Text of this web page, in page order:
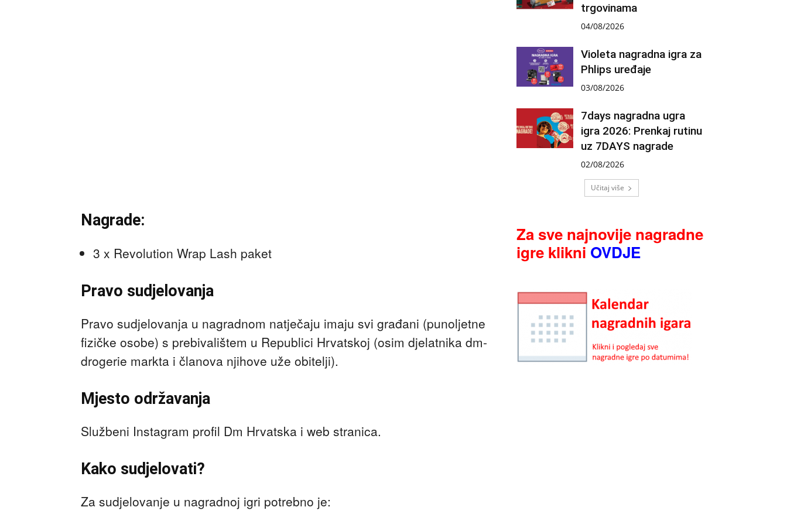
Nagrade:
3 x Revolution Wrap Lash paket
Pravo sudjelovanja
Pravo sudjelovanja u nagradnom natječaju imaju svi građani (punoljetne
fizičke osobe) s prebivalištem u Republici Hrvatskoj (osim djelatnika dm-
drogerie markta i članova njihove uže obitelji).
Mjesto održavanja
Službeni Instagram profil Dm Hrvatska i web stranica.
Kako sudjelovati?
Za sudjelovanje u nagradnoj igri potrebno je:
trgovinama
04/08/2026
Violeta nagradna igra za
Phlips uređaje
03/08/2026
7days nagradna ugra
igra 2026: Prenkaj rutinu
uz 7DAYS nagrade
02/08/2026
Učitaj više
Za sve najnovije nagradne
igre klikni OVDJE